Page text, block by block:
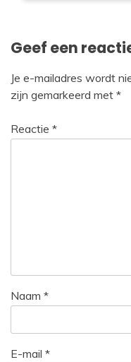
Geef een
Je e-mailadres wordt
zijn gemarkeerd met *
Reactie *
Naam *
E-mail *